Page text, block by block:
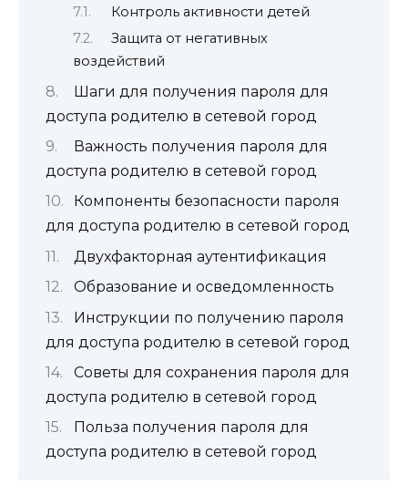
Контроль активности детей
Защита от негативных
воздействий
Шаги для получения пароля для
доступа родителю в сетевой город
Важность получения пароля для
доступа родителю в сетевой город
Компоненты безопасности пароля
для доступа родителю в сетевой город
Двухфакторная аутентификация
Образование и осведомленность
Инструкции по получению пароля
для доступа родителю в сетевой город
Советы для сохранения пароля для
доступа родителю в сетевой город
Польза получения пароля для
доступа родителю в сетевой город